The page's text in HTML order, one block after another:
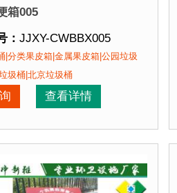
产品在视觉上，线条流畅，外
箱005
： JJXY-CWBBX005
：(L)320*(W)300*(H)1320mm
：钢板喷塑
：
现货产品 即拍即发
：1、材料环保，不会对环境产
区、苏州某别墅区、海淀某小区
|分类果皮箱|金属果皮箱|公园垃圾
圾桶|北京垃圾桶
查看详情